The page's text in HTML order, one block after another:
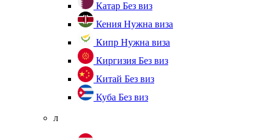
Катар Без виз
Кения Нужна виза
Кипр Нужна виза
Киргизия Без виз
Китай Без виз
Куба Без виз
л